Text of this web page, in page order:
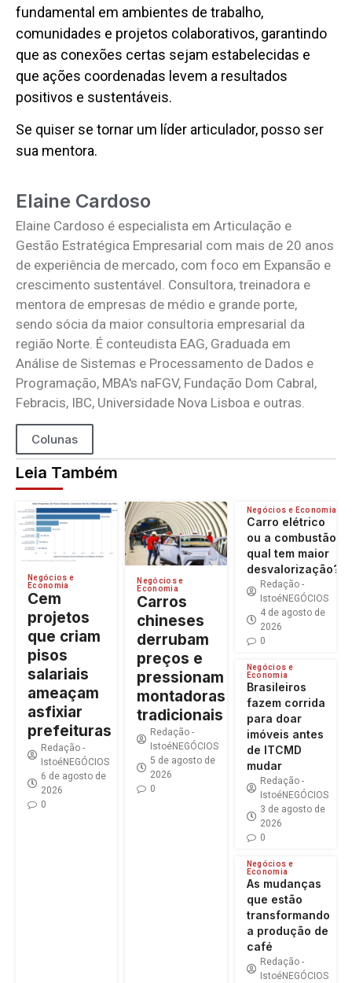
fundamental em ambientes de trabalho,
comunidades e projetos colaborativos, garantindo
que as conexões certas sejam estabelecidas e
que ações coordenadas levem a resultados
positivos e sustentáveis.
Se quiser se tornar um líder articulador, posso ser
sua mentora.
Elaine Cardoso
Elaine Cardoso é especialista em Articulação e
Gestão Estratégica Empresarial com mais de 20 anos
de experiência de mercado, com foco em Expansão e
crescimento sustentável. Consultora, treinadora e
mentora de empresas de médio e grande porte,
sendo sócia da maior consultoria empresarial da
região Norte. É conteudista EAG, Graduada em
Análise de Sistemas e Processamento de Dados e
Programação, MBA's naFGV, Fundação Dom Cabral,
Febracis, IBC, Universidade Nova Lisboa e outras.
Colunas
Leia Também
Negócios e
Economia
Cem
projetos
que criam
pisos
salariais
ameaçam
asfixiar
prefeituras
Redação -
IstoéNEGÓCIOS
6 de agosto de
2026
0
Negócios e
Economia
Carros
chineses
derrubam
preços e
pressionam
montadoras
tradicionais
Redação -
IstoéNEGÓCIOS
5 de agosto de
2026
0
Negócios e Economia
Carro elétrico
ou a combustão:
qual tem maior
desvalorização?
Redação -
IstoéNEGÓCIOS
4 de agosto de
2026
0
Negócios e
Economia
Brasileiros
fazem corrida
para doar
imóveis antes
de ITCMD
mudar
Redação -
IstoéNEGÓCIOS
3 de agosto de
2026
0
Negócios e
Economia
As mudanças
que estão
transformando
a produção de
café
Redação -
IstoéNEGÓCIOS